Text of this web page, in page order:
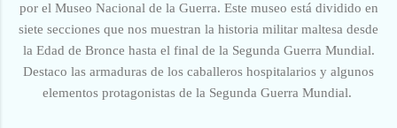
por el Museo Nacional de la Guerra. Este museo está dividido en
siete secciones que nos muestran la historia militar maltesa desde
la Edad de Bronce hasta el final de la Segunda Guerra Mundial.
Destaco las armaduras de los caballeros hospitalarios y algunos
elementos protagonistas de la Segunda Guerra Mundial.